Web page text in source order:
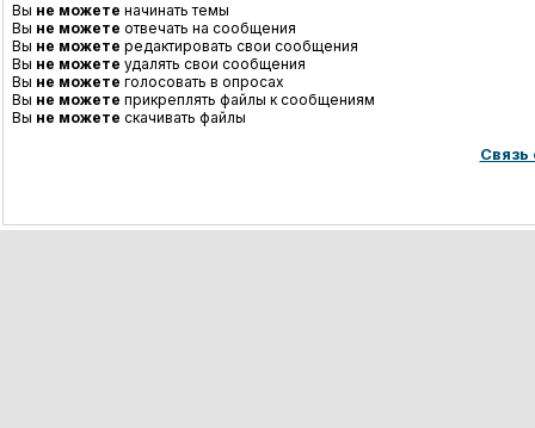
Вы не можете начинать темы
Вы не можете отвечать на сообщения
Вы не можете редактировать свои сообщения
Вы не можете удалять свои сообщения
Вы не можете голосовать в опросах
Вы не можете прикреплять файлы к сообщениям
Вы не можете скачивать файлы